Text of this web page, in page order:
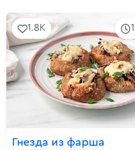
1.8K
Гнезда из фарша